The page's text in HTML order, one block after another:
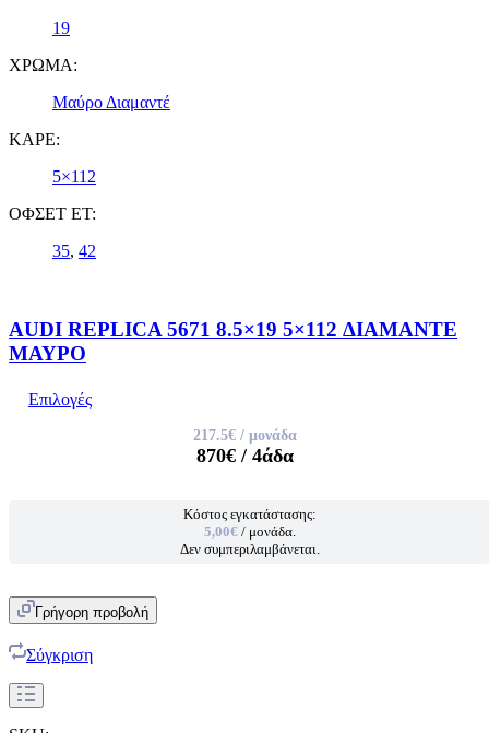
19
ΧΡΩΜΑ:
Μαύρο Διαμαντέ
ΚΑΡΕ:
5×112
ΟΦΣΕΤ ET:
35, 42
AUDI REPLICA 5671 8.5×19 5×112 ΔΙΑΜΑΝΤΕ
ΜΑΥΡΟ
Επιλογές
217.5€/ μονάδα
870€/ 4άδα
Κόστος εγκατάστασης:
5,00€ / μονάδα.
Δεν συμπεριλαμβάνεται.
Γρήγορη προβολή
Σύγκριση